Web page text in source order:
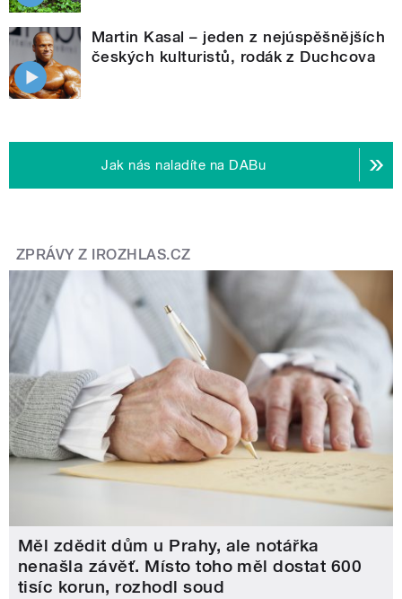
Martin Kasal – jeden z nejúspěšnějších
českých kulturistů, rodák z Duchcova
Jak nás naladíte na DABu
ZPRÁVY Z IROZHLAS.CZ
Měl zdědit dům u Prahy, ale notářka
nenašla závěť. Místo toho měl dostat 600
tisíc korun, rozhodl soud